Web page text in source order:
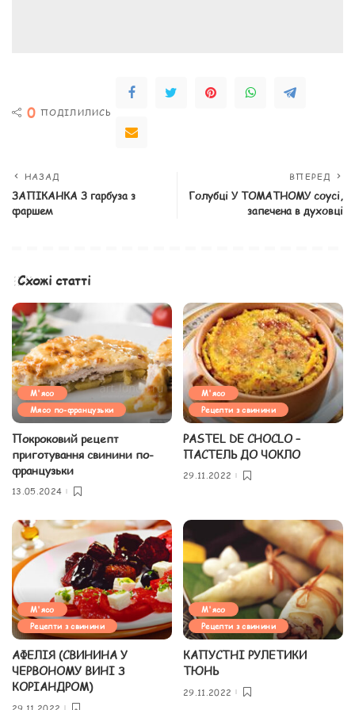
0 ПОДІЛИЛИСЬ
НАЗАД
ЗАПІКАНКА З гарбуза з
фаршем
ВПЕРЕД
Голубці У ТОМАТНОМУ соусі,
запечена в духовці
Схожі статті
М'ясо
Мясо по-французьки
Покроковий рецепт
приготування свинини по-
французьки
13.05.2024
М'ясо
Рецепти з свинини
PASTEL DE CHOCLO –
ПАСТЕЛЬ ДО ЧОКЛО
29.11.2022
М'ясо
Рецепти з свинини
АФЕЛІЯ (СВИНИНА У
ЧЕРВОНОМУ ВИНІ З
КОРІАНДРОМ)
М'ясо
Рецепти з свинини
КАПУСТНІ РУЛЕТИКИ
ТЮНЬ
29.11.2022